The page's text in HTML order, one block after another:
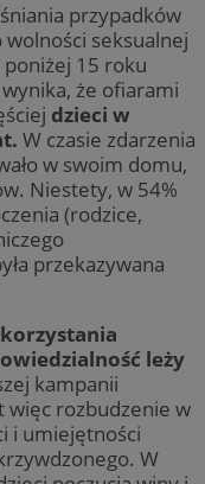
przypadków
seksualnej
poniżej 15 roku
że ofiarami
dzieci w
W czasie zdarzenia
w swoim domu,
Niestety, w 54%
(rodzice,
przekazywana
leży
kampanii
więc rozbudzenie w
i umiejętności
W